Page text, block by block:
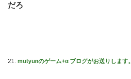
だろ
21: mutyunのゲーム+α ブログがお送りします。